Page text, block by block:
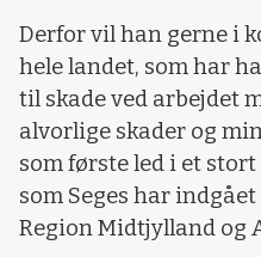
Derfor vil han gerne i
hele landet, som har
til skade ved arbejdet
alvorlige skader og
som første led i et
som Seges har
Region Midtjylland og